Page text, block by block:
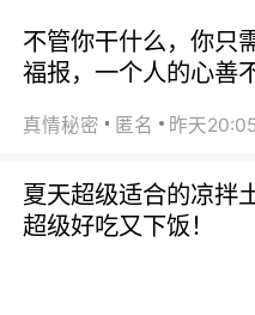
不管你干什么，你只
福报，一个人的心善
真情秘密 匿名 昨天
夏天超级适合的凉拌
超级好吃又下饭！